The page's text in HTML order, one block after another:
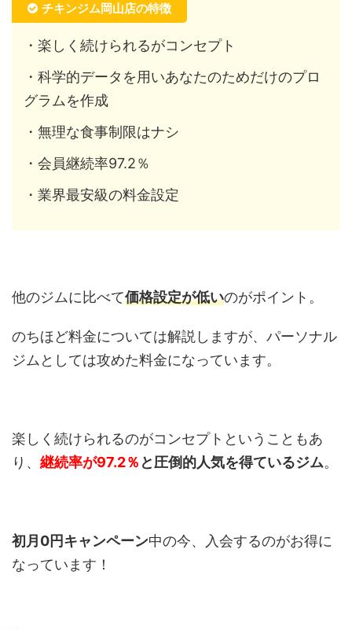
チキンジム岡山店の特徴
・楽しく続けられるがコンセプト
・科学的データを用いあなたのためだけのプロ
グラムを作成
・無理な食事制限はナシ
・会員継続率97.2％
・業界最安級の料金設定
他のジムに比べて価格設定が低いのがポイント。
のちほど料金については解説しますが、パーソナル
ジムとしては攻めた料金になっています。
楽しく続けられるのがコンセプトということもあ
り、 継続率が97.2％ と圧倒的人気を得ているジム。
初月0円キャンペーン中の今、入会するのがお得に
なっています！